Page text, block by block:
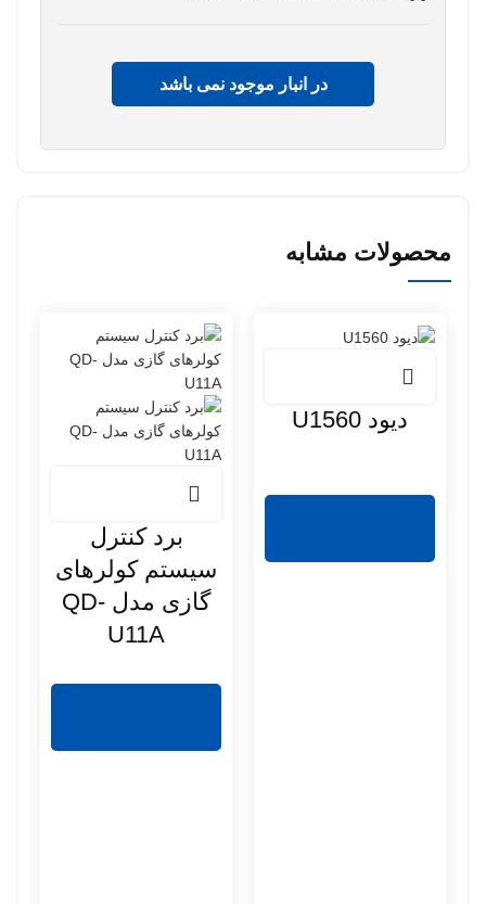
در انبار موجود نمی باشد
محصولات مشابه
دیود U1560
برد کنترل
سیستم کولرهای
گازی مدل QD-
U11A